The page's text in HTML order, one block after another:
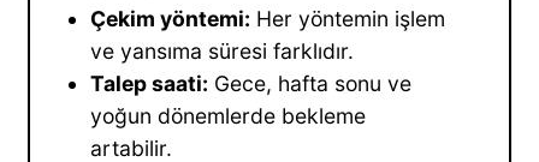
Çekim yöntemi: Her yöntemin işlem
ve yansıma süresi farklıdır.
Talep saati: Gece, hafta sonu ve
yoğun dönemlerde bekleme
artabilir.